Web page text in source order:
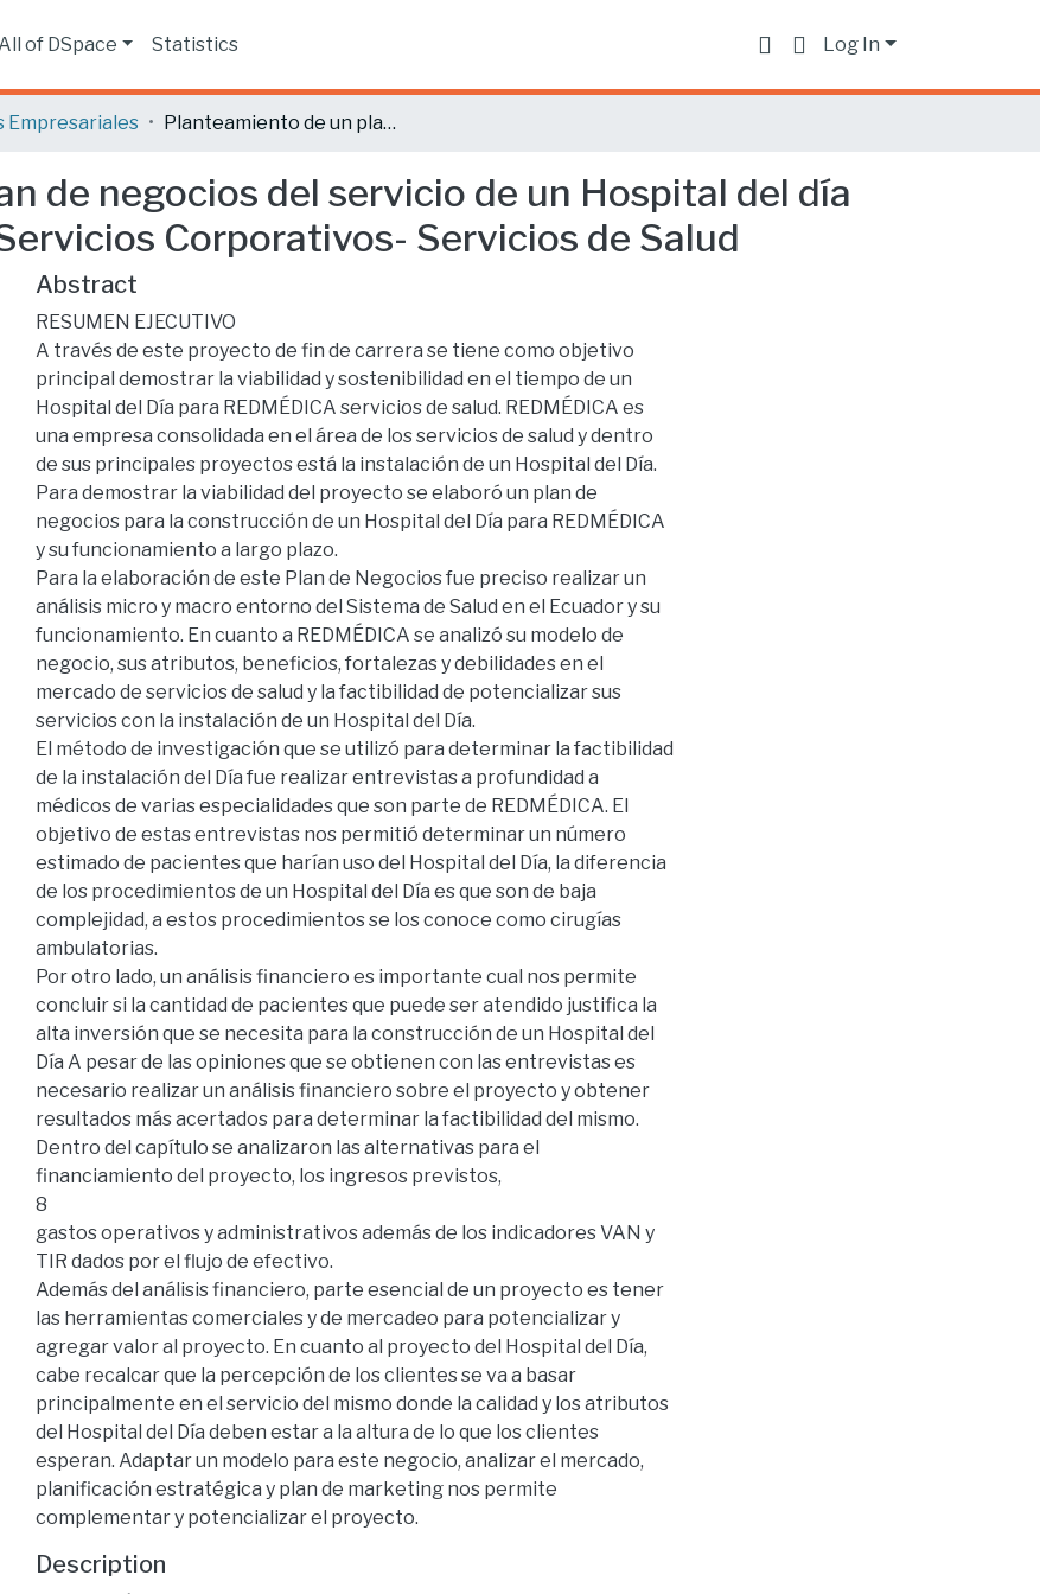
of DSpace Statistics Log In
Empresariales Planteamiento de un plan de negocios del servicio de un Hospital del día para la empresa Redes Servicios Corporativos- Servicios de Salud
de negocios del servicio de un Hospital del día
Corporativos- Servicios de Salud
Abstract
RESUMEN EJECUTIVO
A través de este proyecto de fin de carrera se tiene como objetivo
principal demostrar la viabilidad y sostenibilidad en el tiempo de un
Hospital del Día para REDMÉDICA servicios de salud. REDMÉDICA es
una empresa consolidada en el área de los servicios de salud y dentro
de sus principales proyectos está la instalación de un Hospital del Día.
Para demostrar la viabilidad del proyecto se elaboró un plan de
negocios para la construcción de un Hospital del Día para REDMÉDICA
y su funcionamiento a largo plazo.
Para la elaboración de este Plan de Negocios fue preciso realizar un
análisis micro y macro entorno del Sistema de Salud en el Ecuador y su
funcionamiento. En cuanto a REDMÉDICA se analizó su modelo de
negocio, sus atributos, beneficios, fortalezas y debilidades en el
mercado de servicios de salud y la factibilidad de potencializar sus
servicios con la instalación de un Hospital del Día.
El método de investigación que se utilizó para determinar la factibilidad
de la instalación del Día fue realizar entrevistas a profundidad a
médicos de varias especialidades que son parte de REDMÉDICA. El
objetivo de estas entrevistas nos permitió determinar un número
estimado de pacientes que harían uso del Hospital del Día, la diferencia
de los procedimientos de un Hospital del Día es que son de baja
complejidad, a estos procedimientos se los conoce como cirugías
ambulatorias.
Por otro lado, un análisis financiero es importante cual nos permite
concluir si la cantidad de pacientes que puede ser atendido justifica la
alta inversión que se necesita para la construcción de un Hospital del
Día A pesar de las opiniones que se obtienen con las entrevistas es
necesario realizar un análisis financiero sobre el proyecto y obtener
resultados más acertados para determinar la factibilidad del mismo.
Dentro del capítulo se analizaron las alternativas para el
financiamiento del proyecto, los ingresos previstos,
8
gastos operativos y administrativos además de los indicadores VAN y
TIR dados por el flujo de efectivo.
Además del análisis financiero, parte esencial de un proyecto es tener
las herramientas comerciales y de mercadeo para potencializar y
agregar valor al proyecto. En cuanto al proyecto del Hospital del Día,
cabe recalcar que la percepción de los clientes se va a basar
principalmente en el servicio del mismo donde la calidad y los atributos
del Hospital del Día deben estar a la altura de lo que los clientes
esperan. Adaptar un modelo para este negocio, analizar el mercado,
planificación estratégica y plan de marketing nos permite
complementar y potencializar el proyecto.
Description